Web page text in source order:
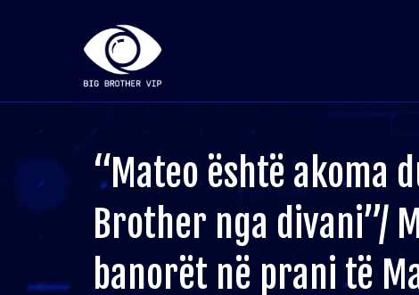
“Mateo është akoma
Brother nga divani”/
banorët në prani të